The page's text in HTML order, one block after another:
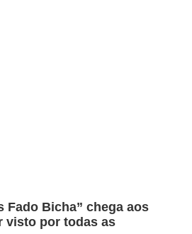
Fado Bicha” chega aos
visto por todas as